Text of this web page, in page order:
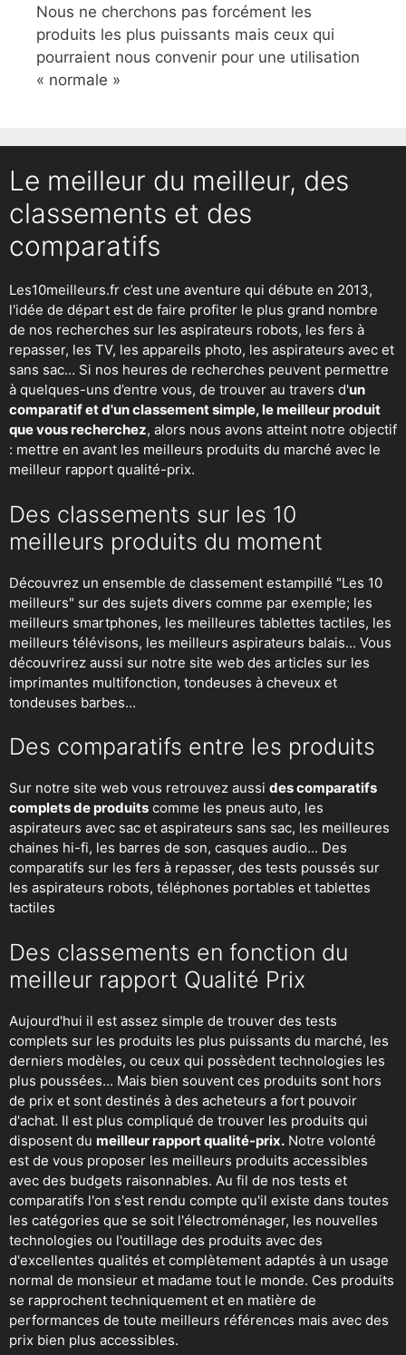
Nous ne cherchons pas forcément les
produits les plus puissants mais ceux qui
pourraient nous convenir pour une utilisation
« normale »
Le meilleur du meilleur, des
classements et des
comparatifs
Les10meilleurs.fr c’est une aventure qui débute en 2013,
l'idée de départ est de faire profiter le plus grand nombre
de nos recherches sur les aspirateurs robots, les fers à
repasser, les TV, les appareils photo, les aspirateurs avec et
sans sac… Si nos heures de recherches peuvent permettre
à quelques-uns d’entre vous, de trouver au travers d'un
comparatif et d'un classement simple, le meilleur produit
que vous recherchez, alors nous avons atteint notre objectif
: mettre en avant les meilleurs produits du marché avec le
meilleur rapport qualité-prix.
Des classements sur les 10
meilleurs produits du moment
Découvrez un ensemble de classement estampillé "Les 10
meilleurs" sur des sujets divers comme par exemple; les
meilleurs smartphones, les meilleures tablettes tactiles, les
meilleurs télévisons, les meilleurs aspirateurs balais... Vous
découvrirez aussi sur notre site web des articles sur les
imprimantes multifonction, tondeuses à cheveux et
tondeuses barbes...
Des comparatifs entre les produits
Sur notre site web vous retrouvez aussi des comparatifs
complets de produits comme les pneus auto, les
aspirateurs avec sac et aspirateurs sans sac, les meilleures
chaines hi-fi, les barres de son, casques audio... Des
comparatifs sur les fers à repasser, des tests poussés sur
les aspirateurs robots, téléphones portables et tablettes
tactiles
Des classements en fonction du
meilleur rapport Qualité Prix
Aujourd'hui il est assez simple de trouver des tests
complets sur les produits les plus puissants du marché, les
derniers modèles, ou ceux qui possèdent technologies les
plus poussées... Mais bien souvent ces produits sont hors
de prix et sont destinés à des acheteurs a fort pouvoir
d'achat. Il est plus compliqué de trouver les produits qui
disposent du meilleur rapport qualité-prix. Notre volonté
est de vous proposer les meilleurs produits accessibles
avec des budgets raisonnables. Au fil de nos tests et
comparatifs l'on s'est rendu compte qu'il existe dans toutes
les catégories que se soit l'électroménager, les nouvelles
technologies ou l'outillage des produits avec des
d'excellentes qualités et complètement adaptés à un usage
normal de monsieur et madame tout le monde. Ces produits
se rapprochent techniquement et en matière de
performances de toute meilleurs références mais avec des
prix bien plus accessibles.